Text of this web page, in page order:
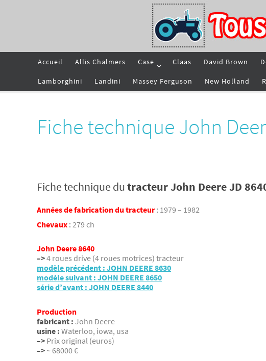
Accueil Allis Chalmers Case Claas David Brown
Lamborghini Landini Massey Ferguson New Holland
Fiche technique John
Fiche technique dutracteur John Deere JD
Années de fabrication du tracteur: 1979 – 1982
Chevaux : 279 ch
John Deere 8640
–>4 roues drive (4 roues motrices) tracteur
modèle précédent : JOHN DEERE 8630
modèle suivant : JOHN DEERE 8650
série d’avant : JOHN DEERE 8440
Production
fabricant : John Deere
usine : Waterloo, iowa, usa
–> Prix original (euros)
–> ~ 68000 €